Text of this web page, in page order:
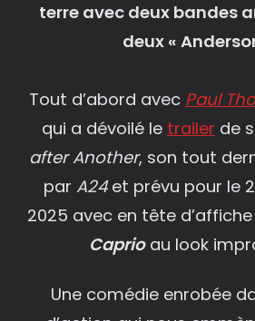
terre avec deux bandes
deux «
Tout d’abord avec Paul
qui a dévoilé le trailer de
after Another, son tout
par A24et prévu pour le
2025 avec en tête d’affiche
Caprioau look
Une comédie enrobée